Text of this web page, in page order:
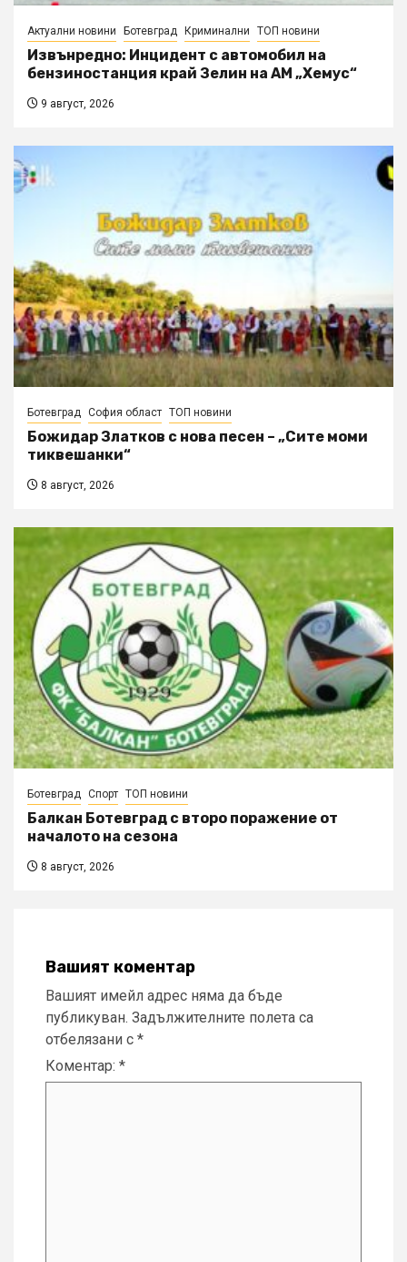
Актуални новини Ботевград Криминални ТОП новини
Извънредно: Инцидент с автомобил на
бензиностанция край Зелин на АМ „Хемус“
9 август, 2026
Ботевград София област ТОП новини
Божидар Златков с нова песен – „Сите моми
тиквешанки“
8 август, 2026
Ботевград Спорт ТОП новини
Балкан Ботевград с второ поражение от
началото на сезона
8 август, 2026
Вашият коментар
Вашият имейл адрес няма да бъде
публикуван. Задължителните полета са
отбелязани с *
Коментар: *